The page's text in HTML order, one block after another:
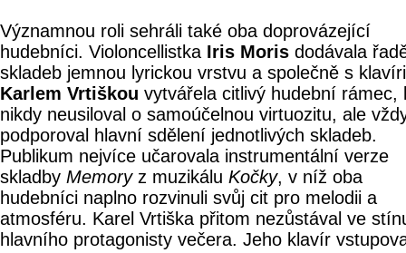
Významnou roli sehráli také oba doprovázející
hudebníci. Violoncellistka Iris Moris dodávala
skladeb jemnou lyrickou vrstvu a společně s
Karlem Vrtiškou vytvářela citlivý hudební rámec,
nikdy neusiloval o samoúčelnou virtuozitu, ale
podporoval hlavní sdělení jednotlivých skladeb.
Publikum nejvíce učarovala instrumentální verze
skladby Memoryz muzikálu Kočky, v níž oba
hudebníci naplno rozvinuli svůj cit pro melodii a
atmosféru. Karel Vrtiška přitom nezůstával ve
hlavního protagonisty večera. Jeho klavír